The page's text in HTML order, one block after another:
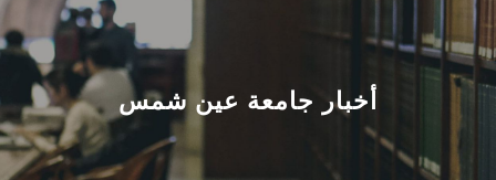
عن الجامعة
القطاعـات
الشئون الأكاديمية
أخبار جامعة عين شمس